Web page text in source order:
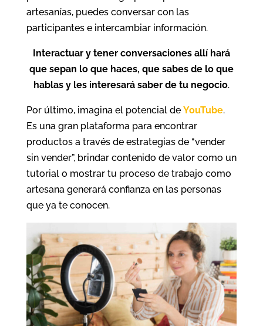
artesanías, puedes conversar con las
participantes e intercambiar información.
Interactuar y tener conversaciones allí hará
que sepan lo que haces, que sabes de lo que
hablas y les interesará saber de tu negocio.
Por último, imagina el potencial de YouTube.
Es una gran plataforma para encontrar
productos a través de estrategias de “vender
sin vender”, brindar contenido de valor como un
tutorial o mostrar tu proceso de trabajo como
artesana generará confianza en las personas
que ya te conocen.